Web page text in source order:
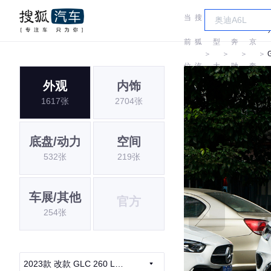
当
前
位
搜
狐
汽
车
＞
车
型
大
＞
奔
驰
＞
京
奔
驰
＞
外观
1617张
内饰
2704张
底盘/动力
532张
空间
219张
车展/其他
254张
官方
2023款 改款 GLC 260 L